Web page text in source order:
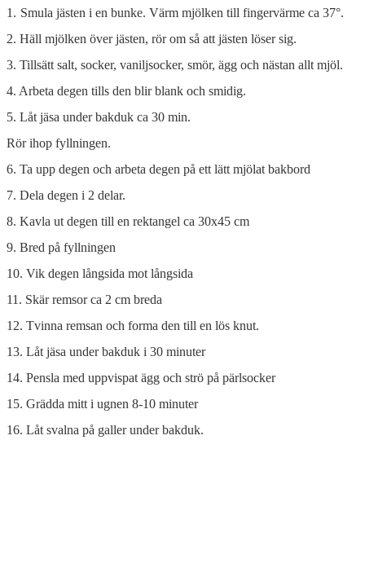
1. Smula jästen i en bunke. Värm mjölken till fingervärme ca 37°.
2. Häll mjölken över jästen, rör om så att jästen löser sig.
3. Tillsätt salt, socker, vaniljsocker, smör, ägg och nästan allt mjöl.
4. Arbeta degen tills den blir blank och smidig.
5. Låt jäsa under bakduk ca 30 min.
Rör ihop fyllningen.
6. Ta upp degen och arbeta degen på ett lätt mjölat bakbord
7. Dela degen i 2 delar.
8. Kavla ut degen till en rektangel ca 30x45 cm
9. Bred på fyllningen
10. Vik degen långsida mot långsida
11. Skär remsor ca 2 cm breda
12. Tvinna remsan och forma den till en lös knut.
13. Låt jäsa under bakduk i 30 minuter
14. Pensla med uppvispat ägg och strö på pärlsocker
15. Grädda mitt i ugnen 8-10 minuter
16. Låt svalna på galler under bakduk.